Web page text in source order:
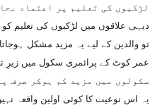
لڑکیوں کی تعلیم پر اعتماد
دیہی علاقوں میں لڑکیوں کی تعلیم
تو والدین کے لیے یہ مزید مشکل
سکولوں میں مزید کم ہوکر صرف
یہ اس نوعیت کا کوئی اولین واقعہ